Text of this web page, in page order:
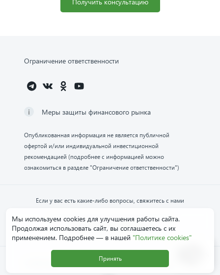
Ограничение ответственности
Меры защиты финансового рынка
Опубликованная информация не является публичной
офертой и/или индивидуальной инвестиционной
рекомендацией (подробнее с информацией можно
ознакомиться в разделе "Ограничение ответственности")
Если у вас есть какие-либо вопросы, свяжитесь с нами
Обратиться в компанию
© 2003-2026 ПАО «НФК-Сбережения». Все права защищены
Мы используем cookies для улучшения работы сайта.
Продолжая использовать сайт, вы соглашаетесь с их
применением. Подробнее — в нашей "Политике cookies"
Принять